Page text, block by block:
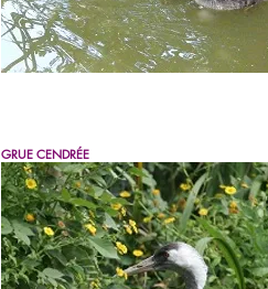
GRUE CENDRÉE